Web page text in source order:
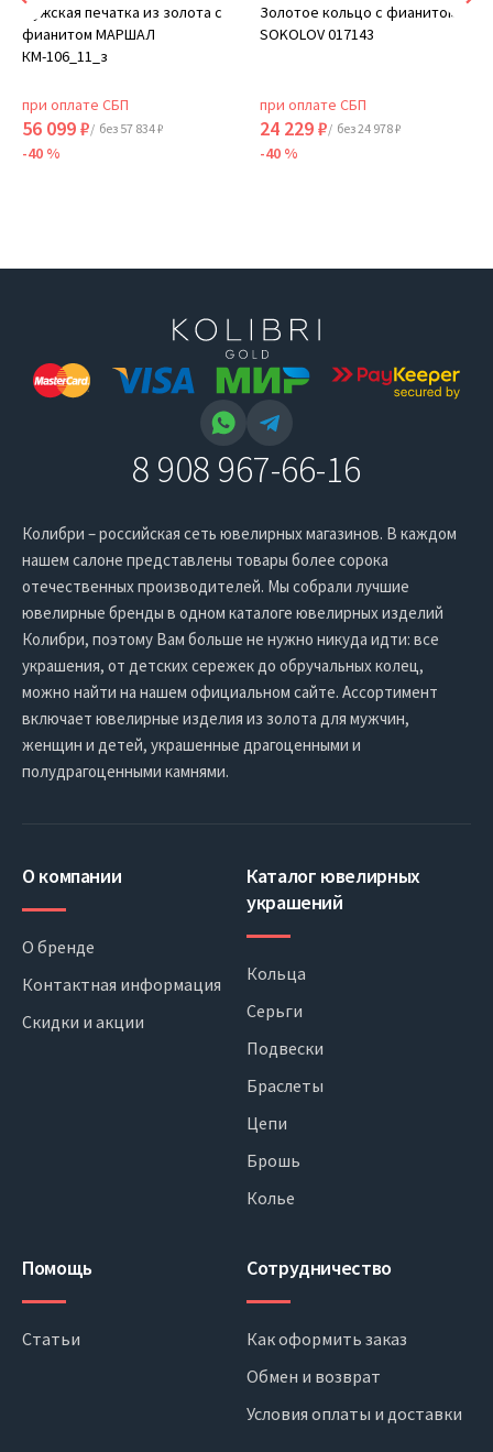
Мужская печатка из золота с
фианитом МАРШАЛ
КМ-106_11_з
при оплате СБП
56 099 ₽/ без 57 834 ₽
-40 %
Золотое кольцо с фианитом
SOKOLOV 017143
при оплате СБП
24 229 ₽/ без 24 978 ₽
-40 %
8 908 967-66-16
Колибри – российская сеть ювелирных магазинов. В каждом
нашем салоне представлены товары более сорока
отечественных производителей. Мы собрали лучшие
ювелирные бренды в одном каталоге ювелирных изделий
Колибри, поэтому Вам больше не нужно никуда идти: все
украшения, от детских сережек до обручальных колец,
можно найти на нашем официальном сайте. Ассортимент
включает ювелирные изделия из золота для мужчин,
женщин и детей, украшенные драгоценными и
полудрагоценными камнями.
О компании
О бренде
Контактная информация
Скидки и акции
Каталог ювелирных
украшений
Кольца
Серьги
Подвески
Браслеты
Цепи
Брошь
Колье
Помощь
Статьи
Сотрудничество
Как оформить заказ
Обмен и возврат
Условия оплаты и доставки